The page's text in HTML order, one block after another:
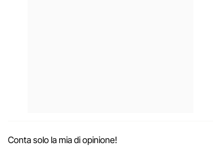
Conta solo la mia di opinione!